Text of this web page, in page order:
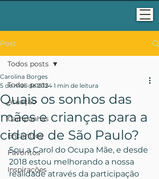
Post
Todos posts
Atuação
Campanhas
Encontros
Favoritos
Inspirações
Todos posts
Quais os sonhos das
mães e crianças para a
cidade de São Paulo?
Carolina Borges
5 de mai. de 2024 1 min de leitura
Sou a Carol do Ocupa Mãe, e desde
2018 estou melhorando a nossa
realidade através da participação